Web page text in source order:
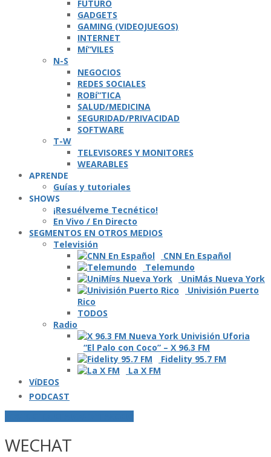
FUTURO
GADGETS
GAMING (VIDEOJUEGOS)
INTERNET
Mí“VILES
N-S
NEGOCIOS
REDES SOCIALES
ROBí“TICA
SALUD/MEDICINA
SEGURIDAD/PRIVACIDAD
SOFTWARE
T-W
TELEVISORES Y MONITORES
WEARABLES
APRENDE
Guí­as y tutoriales
SHOWS
¡Resuélveme Tecnético!
En Vivo / En Directo
SEGMENTOS EN OTROS MEDIOS
Televisión
CNN En Español
Telemundo
UniMás Nueva York
Univisión Puerto
Rico
TODOS
Radio
“El Palo con Coco” – X 96.3 FM
Fidelity 95.7 FM
La X FM
VíDEOS
PODCAST
WECHAT